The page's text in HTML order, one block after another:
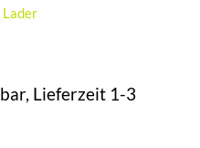
Lieferzeit 1-3
Lader